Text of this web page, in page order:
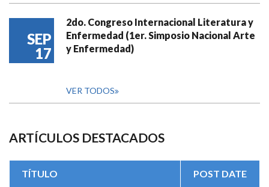
SEP
17
2do. Congreso Internacional Literatura y
Enfermedad (1er. Simposio Nacional Arte
y Enfermedad)
VER TODOS
ARTÍCULOS DESTACADOS
TÍTULO POST DATE